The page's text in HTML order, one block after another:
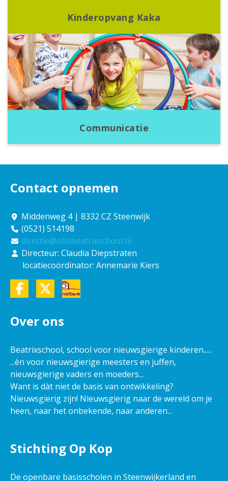
Kinderopvang Kaka
Communicatie
Contact opnemen
Middenweg 4 | 8332 CZ Steenwijk
(0521) 514198
directie@obsbeatrixschool.nl
Directeur: Claudia Diepstraten
locatiecoördinator: Annemarie Kiers
Over ons
Beatrixschool, school voor nieuwsgierige kinderen.....
...èn voor nieuwsgierige meesters en juffen,
nieuwsgierige vaders en moeders...
Want is dàt niet de basis van ontwikkeling?
Nieuwsgierig zijn! Nieuwsgierig naar de wereld om je
heen, naar het onbekende, naar anderen...
Stichting Op Kop
De openbare basisscholen in Steenwijkerland en